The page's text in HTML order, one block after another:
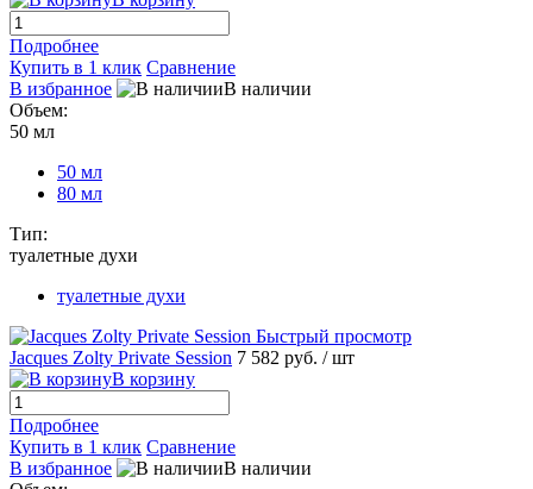
Подробнее
Купить в 1 клик Сравнение
В избранное
В наличии
Объем:
50 мл
50 мл
80 мл
Тип:
туалетные духи
туалетные духи
Быстрый просмотр
Jacques Zolty Private Session 7 582 руб. / шт
В корзину
Подробнее
Купить в 1 клик Сравнение
В избранное
В наличии